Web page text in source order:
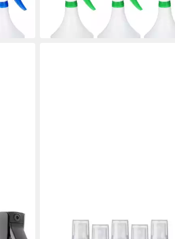
-50%
lieferbar - in 2-3 Werktagen bei dir
Sprühflasche 5x Kunststoffflasche